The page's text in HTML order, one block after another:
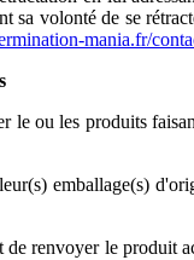
sa volonté de se
mania.fr/
le ou les produits
emballage(s)
renvoyer le produit